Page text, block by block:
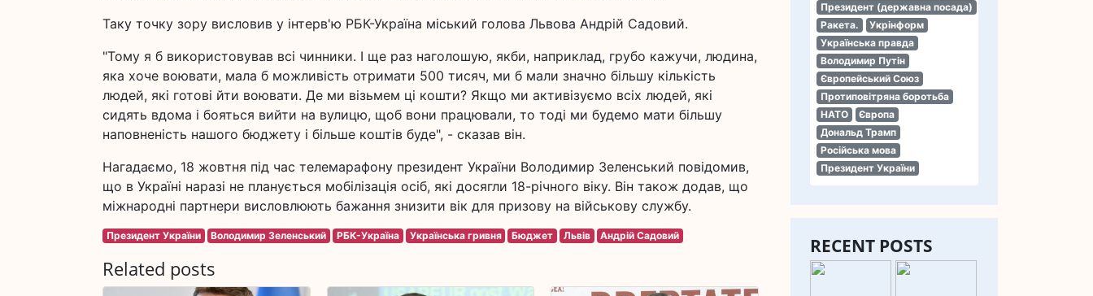
Президент (державна посада)
Ракета.
Укрінформ
Українська правда
Володимир Путін
Європейський Союз
Протиповітряна боротьба
НАТО
Європа
Дональд Трамп
Російська мова
Президент України
RECENT POSTS
Таку точку зору висловив у інтерв'ю РБК-Україна міський голова Львова Андрій Садовий.
"Тому я б використовував всі чинники. І ще раз наголошую, якби, наприклад, грубо кажучи, людина,
яка хоче воювати, мала б можливість отримати 500 тисяч, ми б мали значно більшу кількість
людей, які готові йти воювати. Де ми візьмем ці кошти? Якщо ми активізуємо всіх людей, які
сидять вдома і бояться вийти на вулицю, щоб вони працювали, то тоді ми будемо мати більшу
наповненість нашого бюджету і більше коштів буде", - сказав він.
Нагадаємо, 18 жовтня під час телемарафону президент України Володимир Зеленський повідомив,
що в Україні наразі не планується мобілізація осіб, які досягли 18-річного віку. Він також додав, що
міжнародні партнери висловлюють бажання знизити вік для призову на військову службу.
Президент України Володимир Зеленський РБК-Україна Українська гривня Бюджет Львів Андрій Садовий
Related posts